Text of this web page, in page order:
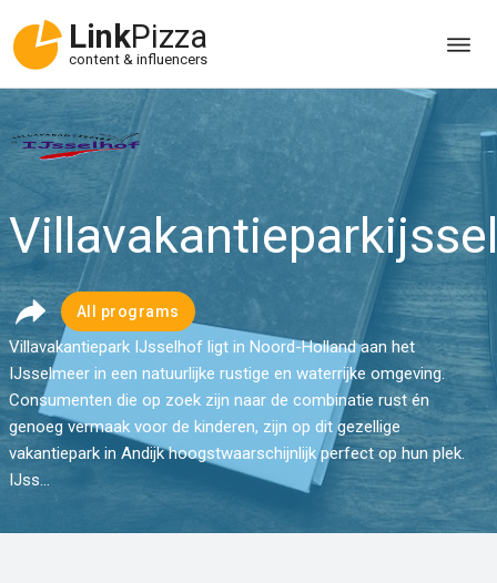
LinkPizza
content & influencers
All programs
Villavakantiepark IJsselhof ligt in Noord-Holland aan het
IJsselmeer in een natuurlijke rustige en waterrijke omgeving.
Consumenten die op zoek zijn naar de combinatie rust én
genoeg vermaak voor de kinderen, zijn op dit gezellige
vakantiepark in Andijk hoogstwaarschijnlijk perfect op hun plek.
IJss...